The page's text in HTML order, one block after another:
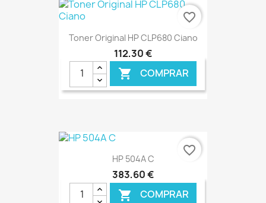
€ ONLINE
Toner Original HP CLP680 Ciano
112,30 €
 COMPRAR
favorite_border
HP 504A C
383,60 €
 COMPRAR
favorite_border